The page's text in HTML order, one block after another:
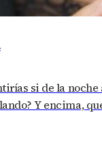
si de la
Y encima,